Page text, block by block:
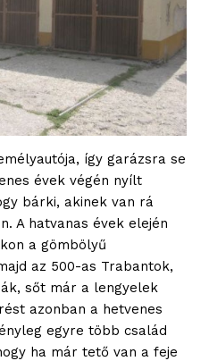
így garázsra se
évek végén nyílt
bárki, akinek van rá
A hatvanas évek elején
a gömbölyű
az 500-as Trabantok,
sőt már a lengyelek
azonban a hetvenes
egyre több család
ha már tető van a feje